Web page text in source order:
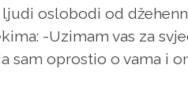
ljudi oslobodi od
-Uzimam vas za
sam oprostio o vama i